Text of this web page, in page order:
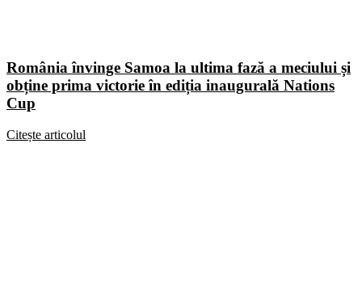
România învinge Samoa la ultima fază a meciului și
obține prima victorie în ediția inaugurală Nations
Cup
Citește articolul